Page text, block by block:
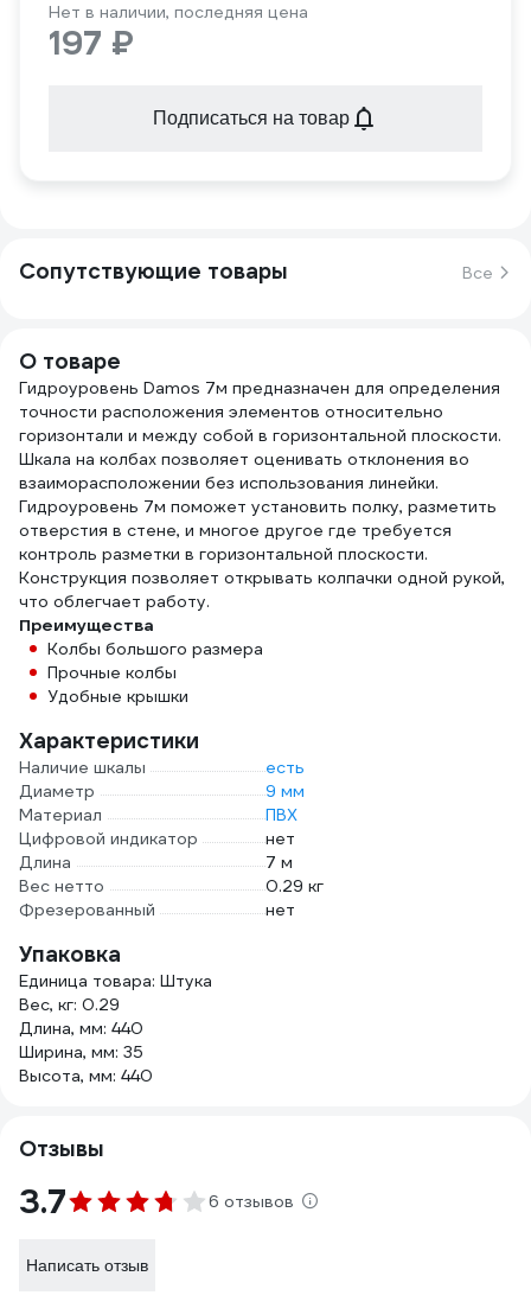
Нет в наличии, последняя цена
197 ₽
Подписаться на товар
Сопутствующие товары Все
О товаре
Гидроуровень Damos 7м предназначен для определения
точности расположения элементов относительно
горизонтали и между собой в горизонтальной плоскости.
Шкала на колбах позволяет оценивать отклонения во
взаиморасположении без использования линейки.
Гидроуровень 7м поможет установить полку, разметить
отверстия в стене, и многое другое где требуется
контроль разметки в горизонтальной плоскости.
Конструкция позволяет открывать колпачки одной рукой,
что облегчает работу.
Преимущества
Колбы большого размера
Прочные колбы
Удобные крышки
Характеристики
Наличие шкалы
есть
Диаметр
9 мм
Материал
ПВХ
Цифровой индикатор
нет
Длина
7 м
Вес нетто
0.29 кг
Фрезерованный
нет
Упаковка
Единица товара: Штука
Вес, кг: 0.29
Длина, мм: 440
Ширина, мм: 35
Высота, мм: 440
Отзывы
3.7 6 отзывов
Написать отзыв